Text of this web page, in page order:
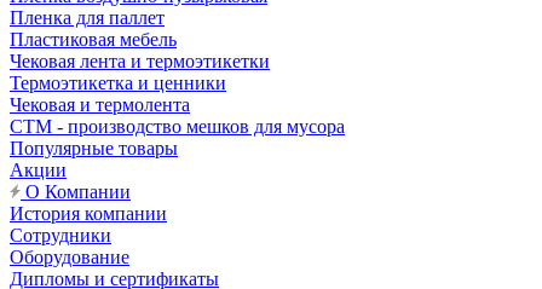
Пленка для паллет
Пластиковая мебель
Чековая лента и термоэтикетки
Термоэтикетка и ценники
Чековая и термолента
СТМ - производство мешков для мусора
Популярные товары
Акции
О Компании
История компании
Сотрудники
Оборудование
Дипломы и сертификаты